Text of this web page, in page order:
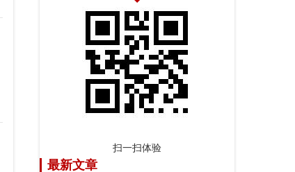
扫一扫体验
最新文章